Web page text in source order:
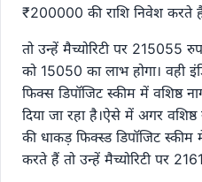
₹200000 की राशि निवेश करते
तो उन्हें मैच्योरिटी पर 215055
को 15050 का लाभ होगा। वही
फिक्स डिपॉजिट स्कीम में वशिष्ठ
दिया जा रहा है।ऐसे में अगर
की धाकड़ फिक्स्ड डिपॉजिट
करते हैं तो उन्हें मैच्योरिटी पर